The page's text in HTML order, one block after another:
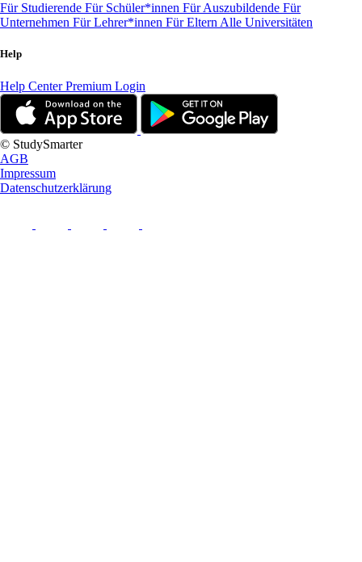
Für Studierende Für Schüler*innen Für Auszubildende Für
Unternehmen Für Lehrer*innen Für Eltern Alle Universitäten
Help
Help CenterPremium Login
© StudySmarter
AGB
Impressum
Datenschutzerklärung